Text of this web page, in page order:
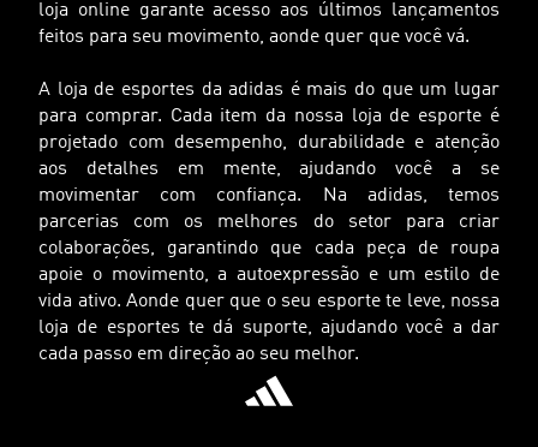
loja online garante acesso aos últimos lançamentos
feitos para seu movimento, aonde quer que você vá.
A loja de esportes da adidas é mais do que um lugar
para comprar. Cada item da nossa loja de esporte é
projetado com desempenho, durabilidade e atenção
aos detalhes em mente, ajudando você a se
movimentar com confiança. Na adidas, temos
parcerias com os melhores do setor para criar
colaborações, garantindo que cada peça de roupa
apoie o movimento, a autoexpressão e um estilo de
vida ativo. Aonde quer que o seu esporte te leve, nossa
loja de esportes te dá suporte, ajudando você a dar
cada passo em direção ao seu melhor.